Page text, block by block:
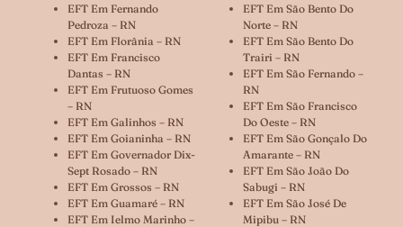
EFT Em Fernando
Pedroza – RN
EFT Em Florânia – RN
EFT Em Francisco
Dantas – RN
EFT Em Frutuoso Gomes
– RN
EFT Em Galinhos – RN
EFT Em Goianinha – RN
EFT Em Governador Dix-
Sept Rosado – RN
EFT Em Grossos – RN
EFT Em Guamaré – RN
EFT Em Ielmo Marinho –
EFT Em São Bento Do
Norte – RN
EFT Em São Bento Do
Trairi – RN
EFT Em São Fernando –
RN
EFT Em São Francisco
Do Oeste – RN
EFT Em São Gonçalo Do
Amarante – RN
EFT Em São João Do
Sabugi – RN
EFT Em São José De
Mipibu – RN